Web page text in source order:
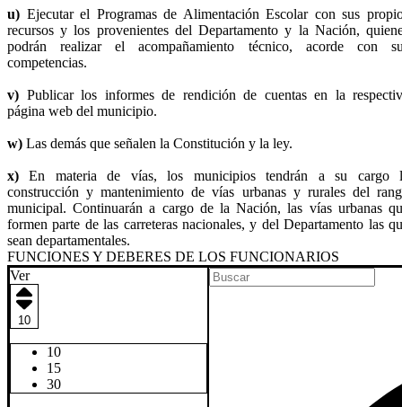
u) Ejecutar el Programas de Alimentación Escolar con sus
recursos y los provenientes del Departamento y la Nación,
podrán realizar el acompañamiento técnico, acorde con
competencias.
v) Publicar los informes de rendición de cuentas en la
página web del municipio.
w) Las demás que señalen la Constitución y la ley.
x)En materia de vías, los municipios tendrán a su cargo
construcción y mantenimiento de vías urbanas y rurales del
municipal. Continuarán a cargo de la Nación, las vías urbanas
formen parte de las carreteras nacionales, y del Departamento las
sean departamentales.
​FUNCIONES Y DEBERES DE LOS FUNCIONARIOS
Ver
10
10
15
30